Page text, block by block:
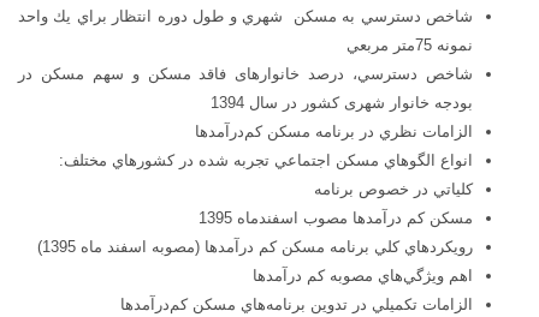
شاخص دسترسي به مسكن شهري و طول دوره انتظار براي يك واحد
نمونه 75متر مربعي
شاخص دسترسي، درصد خانوارهای فاقد مسکن و سهم مسکن در
بودجه خانوار شهری کشور در سال 1394
الزامات نظري در برنامه مسكن كم‌درآمدها
انواع الگوهاي مسكن اجتماعي تجربه شده در كشورهاي مختلف:
كلياتي در خصوص برنامه
مسكن كم درآمدها مصوب اسفندماه 1395
رويكردهاي كلي برنامه مسكن كم درآمدها (مصوبه اسفند ماه 1395)
اهم ويژگي‌هاي مصوبه كم درآمدها
الزامات تكميلي در تدوين برنامه‌هاي مسكن كم‌درآمدها